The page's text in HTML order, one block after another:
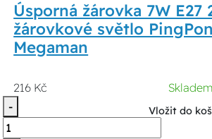
Úsporná žárovka 7W E27
žárovkové světlo
Megaman
216 Kč
-
Vložit do